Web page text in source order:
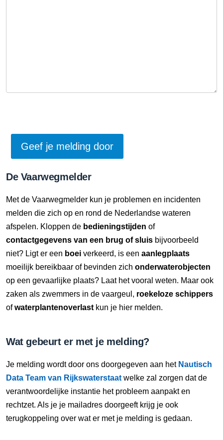
De Vaarwegmelder
Met de Vaarwegmelder kun je problemen en incidenten
melden die zich op en rond de Nederlandse wateren
afspelen. Kloppen de bedieningstijden of
contactgegevens van een brug of sluis bijvoorbeeld
niet? Ligt er een boei verkeerd, is een aanlegplaats
moeilijk bereikbaar of bevinden zich onderwaterobjecten
op een gevaarlijke plaats? Laat het vooral weten. Maar ook
zaken als zwemmers in de vaargeul, roekeloze schippers
ofwaterplantenoverlast kun je hier melden.
Wat gebeurt er met je melding?
Je melding wordt door ons doorgegeven aan het Nautisch
Data Team van Rijkswaterstaat welke zal zorgen dat de
verantwoordelijke instantie het probleem aanpakt en
rechtzet. Als je je mailadres doorgeeft krijg je ook
terugkoppeling over wat er met je melding is gedaan.